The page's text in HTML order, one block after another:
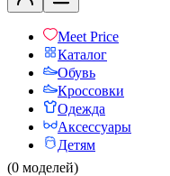
Meet Price
Каталог
Обувь
Кроссовки
Одежда
Аксессуары
Детям
(0 моделей)